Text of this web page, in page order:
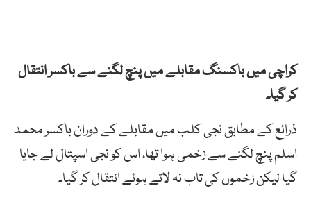
کراچیمیںباکسنگمقابلےمیںپنچلگنےسےباکسرانتقال
کر گیا۔
ذرائع کے مطابق نجیکلبمیںمقابلےکےدورانباکسرمحمد
اسلمپنچلگنےسےزخمیہواتھا، اسکونجیاسپتاللےجایا
گیالیکنزخموںکیتابنہلاتےہوئےانتقالکر گیا۔